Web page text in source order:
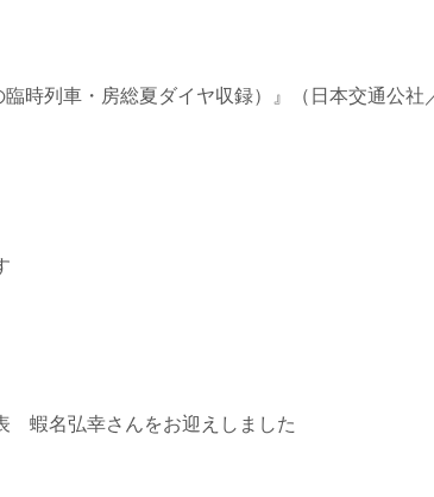
時列車・房総夏ダイヤ収録）』（日本交通公社
蝦名弘幸さんをお迎えしました